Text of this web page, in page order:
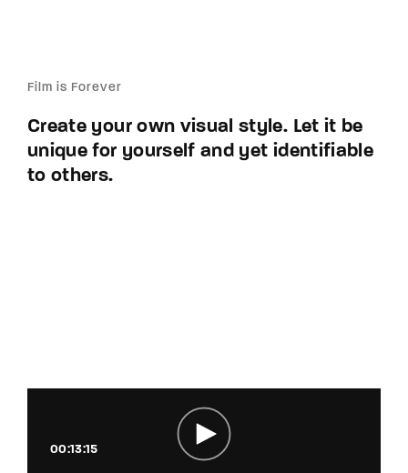
Film is Forever
Create your own visual style. Let it be
unique for yourself and yet identifiable
to others.
00:13:15